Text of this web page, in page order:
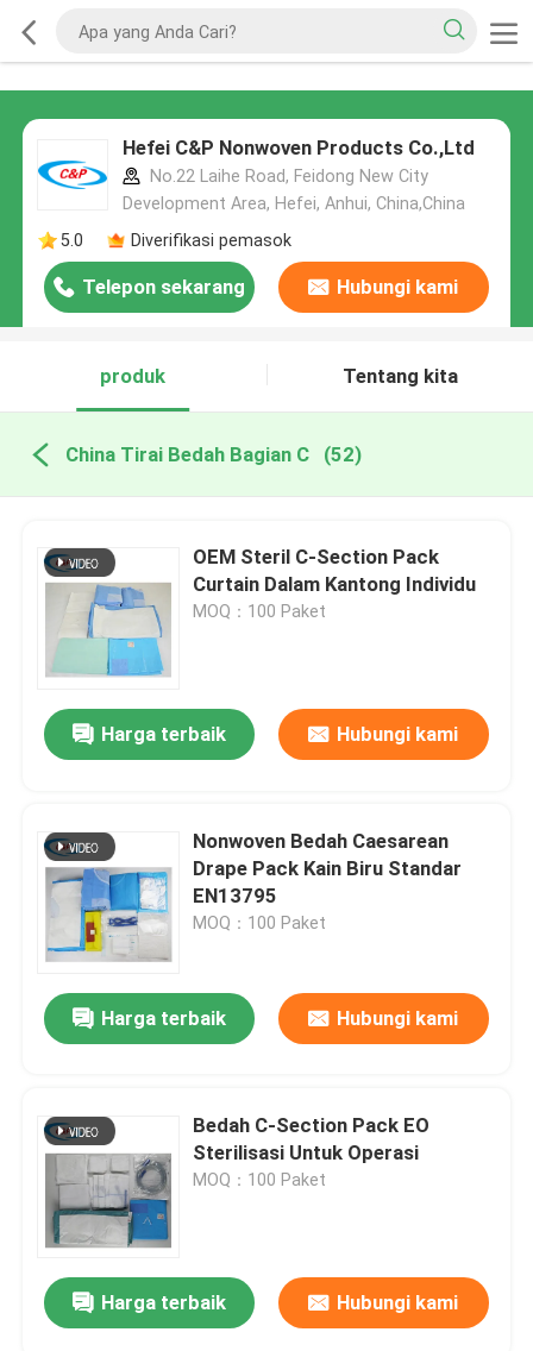
Hefei C&P Nonwoven Products Co.,Ltd
No.22 Laihe Road, Feidong New City
Development Area, Hefei, Anhui, China,China
5.0
Diverifikasi pemasok
Telepon sekarang Hubungi kami
produk Tentang kita
China Tirai Bedah Bagian C (52)
OEM Steril C-Section Pack
Curtain Dalam Kantong Individu
MOQ：100 Paket
Harga terbaik Hubungi kami
Nonwoven Bedah Caesarean
Drape Pack Kain Biru Standar
EN13795
MOQ：100 Paket
Harga terbaik Hubungi kami
Bedah C-Section Pack EO
Sterilisasi Untuk Operasi
MOQ：100 Paket
Harga terbaik Hubungi kami